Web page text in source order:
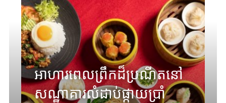
អាហារពេលព្រឹកដ៏ប្រណីតនៅ
សណ្ឋាគារលំដាប់ផ្កាយប្រាំ